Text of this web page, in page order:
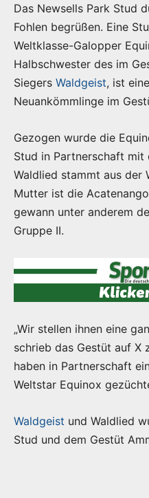
Das Newsells Park Stud
Fohlen begrüßen. Eine
Weltklasse-Galopper
Halbschwester des im
Siegers Waldgeist, ist
Neuankömmlinge im
Gezogen wurde die
Stud in Partnerschaft mit
Waldlied stammt aus der
Mutter ist die
gewann unter anderem
Gruppe II.
„Wir stellen ihnen eine
schrieb das Gestüt auf X
haben in Partnerschaft
Weltstar Equinox
Waldgeist und Waldlied
Stud und dem Gestüt